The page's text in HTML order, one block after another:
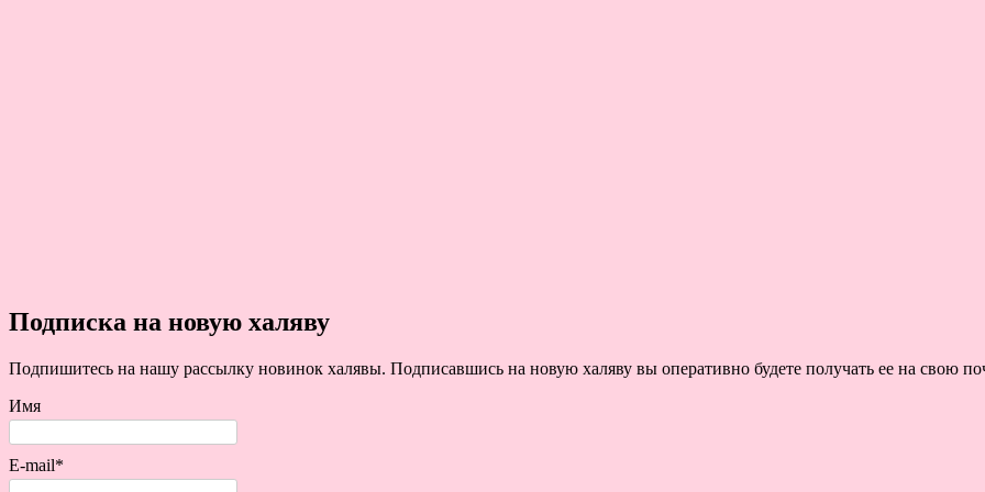
Подписка на новую халяву
Подпишитесь на нашу рассылку новинок халявы. Подписавшись на новую халяву вы оперативно будете получать ее на свою
Имя
E-mail*